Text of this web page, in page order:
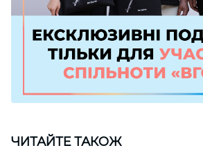
ЧИТАЙТЕ ТАКОЖ